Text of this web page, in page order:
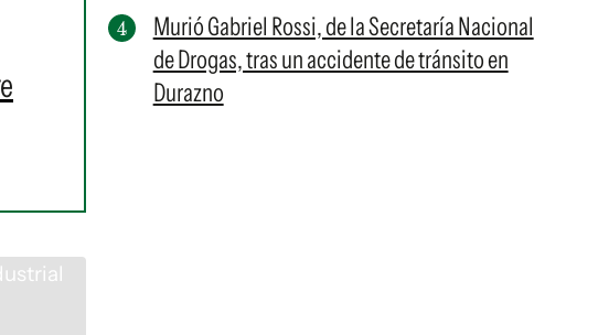
Murió Gabriel Rossi, de la Secretaría Nacional
de Drogas, tras un accidente de tránsito en
Durazno